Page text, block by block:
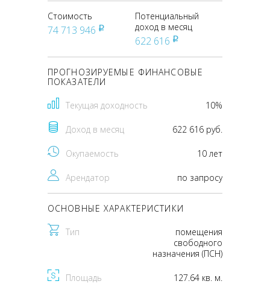
Стоимость
74 713 946 pуб
Потенциальный
доход в месяц
622 616 pуб
ПРОГНОЗИРУЕМЫЕ ФИНАНСОВЫЕ
ПОКАЗАТЕЛИ
Текущая доходность 10%
Доход в месяц 622 616 руб.
Окупаемость 10 лет
Арендатор по запросу
ОСНОВНЫЕ ХАРАКТЕРИСТИКИ
Тип
помещения
свободного
назначения (ПСН)
Площадь 127.64 кв. м.